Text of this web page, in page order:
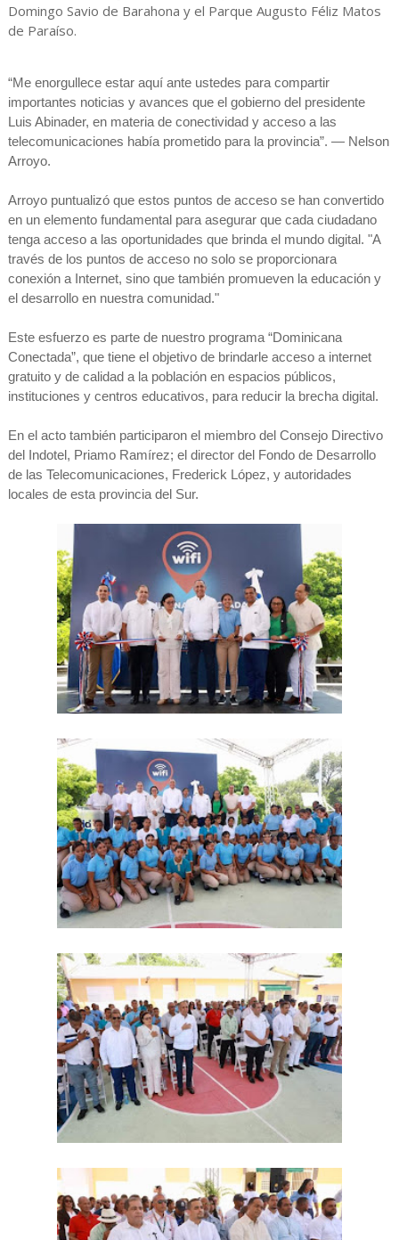
Domingo Savio de Barahona y el Parque Augusto Féliz Matos
de Paraíso.
“Me enorgullece estar aquí ante ustedes para compartir
importantes noticias y avances que el gobierno del presidente
Luis Abinader, en materia de conectividad y acceso a las
telecomunicaciones había prometido para la provincia”. — Nelson
Arroyo.
Arroyo puntualizó que estos puntos de acceso se han convertido
en un elemento fundamental para asegurar que cada ciudadano
tenga acceso a las oportunidades que brinda el mundo digital. "A
través de los puntos de acceso no solo se proporcionara
conexión a Internet, sino que también promueven la educación y
el desarrollo en nuestra comunidad."
Este esfuerzo es parte de nuestro programa “Dominicana
Conectada”, que tiene el objetivo de brindarle acceso a internet
gratuito y de calidad a la población en espacios públicos,
instituciones y centros educativos, para reducir la brecha digital.
En el acto también participaron el miembro del Consejo Directivo
del Indotel, Priamo Ramírez; el director del Fondo de Desarrollo
de las Telecomunicaciones, Frederick López, y autoridades
locales de esta provincia del Sur.